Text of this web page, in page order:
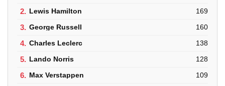
2. Lewis Hamilton 169
3. George Russell 160
4. Charles Leclerc 138
5. Lando Norris 128
6. Max Verstappen 109